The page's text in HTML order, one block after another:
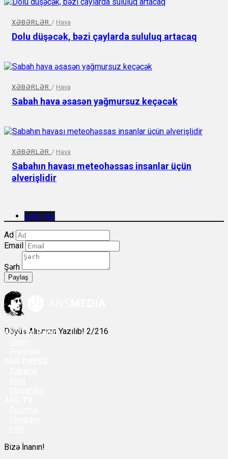
XƏBƏRLƏR / Hava
Dolu düşəcək, bəzi çaylarda sululuq artacaq
XƏBƏRLƏR / Hava
Sabah hava əsasən yağmursuz keçəcək
XƏBƏRLƏR / Hava
Sabahın havası meteohəssas insanlar üçün
əlverişlidir
Şərh yaz
Ad
Email
Şərh
Paylaş
Döyüş Alnınıza Yazılıb! 2/216
ANSÇM Radio
Bizə İnanın!